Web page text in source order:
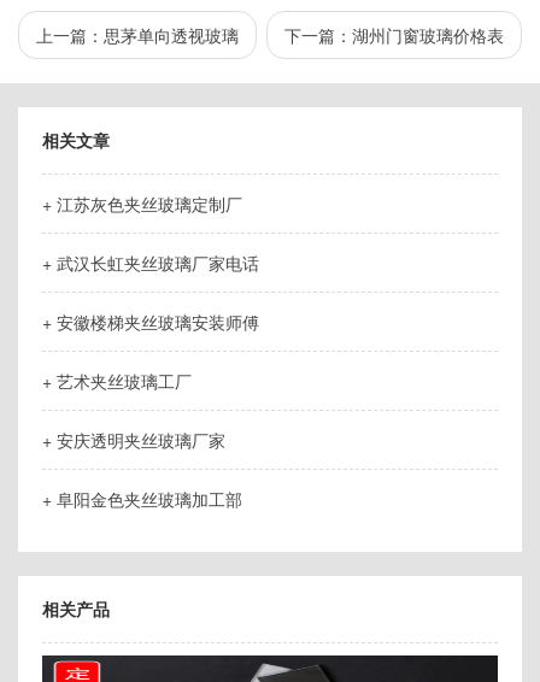
上一篇： 思茅单向透视玻璃 下一篇： 湖州门窗玻璃价格表
相关文章
+ 江苏灰色夹丝玻璃定制厂
+ 武汉长虹夹丝玻璃厂家电话
+ 安徽楼梯夹丝玻璃安装师傅
+ 艺术夹丝玻璃工厂
+ 安庆透明夹丝玻璃厂家
+ 阜阳金色夹丝玻璃加工部
相关产品